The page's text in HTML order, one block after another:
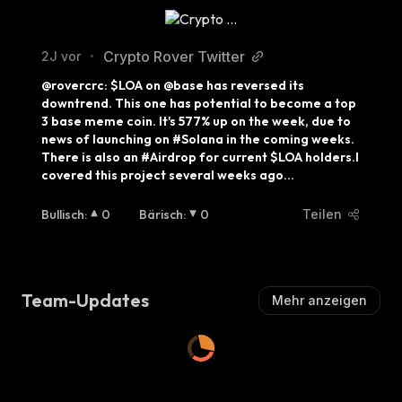
2J vor • Crypto Rover Twitter
@rovercrc: $LOA on @base has reversed its
downtrend. This one has potential to become a top
3 base meme coin. It's 577% up on the week, due to
news of launching on #Solana in the coming weeks.
There is also an #Airdrop for current $LOA holders.I
covered this project several weeks ago…
Bullisch: 0 Bärisch: 0 Teilen
Team-Updates Mehr anzeigen